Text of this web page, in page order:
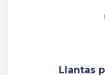
Llantas